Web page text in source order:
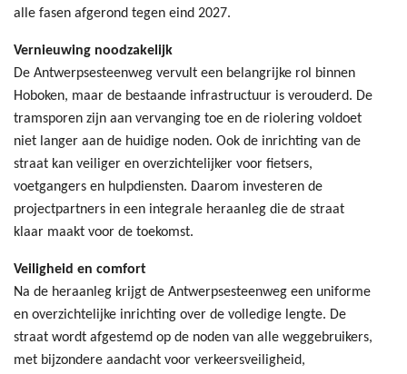
alle fasen afgerond tegen eind 2027.
Vernieuwing noodzakelijk
De Antwerpsesteenweg vervult een belangrijke rol binnen
Hoboken, maar de bestaande infrastructuur is verouderd. De
tramsporen zijn aan vervanging toe en de riolering voldoet
niet langer aan de huidige noden. Ook de inrichting van de
straat kan veiliger en overzichtelijker voor fietsers,
voetgangers en hulpdiensten. Daarom investeren de
projectpartners in een integrale heraanleg die de straat
klaar maakt voor de toekomst.
Veiligheid en comfort
Na de heraanleg krijgt de Antwerpsesteenweg een uniforme
en overzichtelijke inrichting over de volledige lengte. De
straat wordt afgestemd op de noden van alle weggebruikers,
met bijzondere aandacht voor verkeersveiligheid,